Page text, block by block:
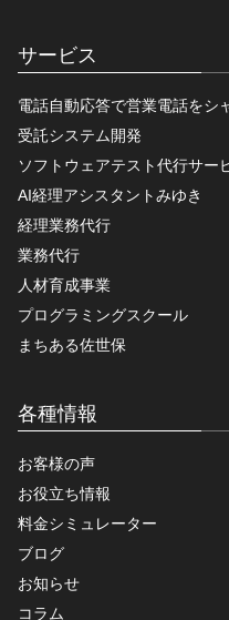
サービス
電話自動応答で営業電話をシ
受託システム開発
ソフトウェアテスト代行サー
AI経理アシスタントみゆき
経理業務代行
業務代行
人材育成事業
プログラミングスクール
まちある佐世保
各種情報
お客様の声
お役立ち情報
料金シミュレーター
ブログ
お知らせ
コラム